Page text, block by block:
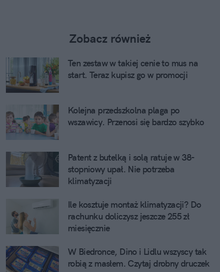
Zobacz również
Ten zestaw w takiej cenie to mus na
start. Teraz kupisz go w promocji
Kolejna przedszkolna plaga po
wszawicy. Przenosi się bardzo szybko
Patent z butelką i solą ratuje w 38-
stopniowy upał. Nie potrzeba
klimatyzacji
Ile kosztuje montaż klimatyzacji? Do
rachunku doliczysz jeszcze 255 zł
miesięcznie
W Biedronce, Dino i Lidlu wszyscy tak
robią z masłem. Czytaj drobny druczek